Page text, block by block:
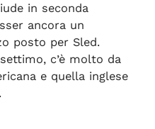
in seconda
ancora un
posto per Sled.
c’è molto da
e quella inglese